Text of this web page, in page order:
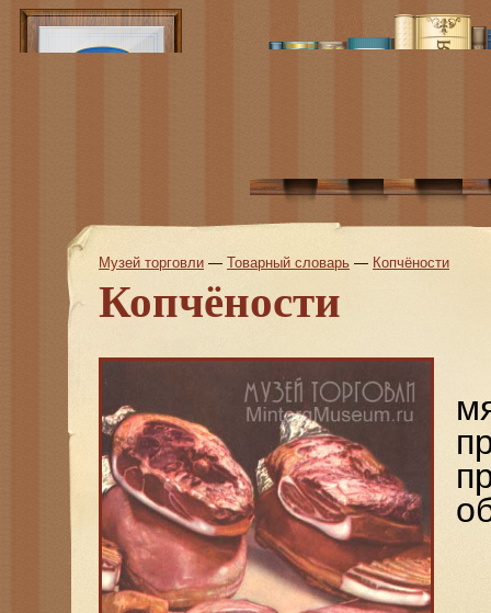
Музей торговли — Товарный словарь — Копчёности
Копчёности